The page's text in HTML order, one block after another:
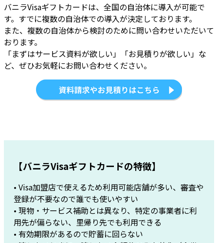
バニラVisaギフトカードは、全国の自治体に導入が可能で
す。すでに複数の自治体での導入が決定しております。
また、複数の自治体から検討のために問い合わせいただいて
おります。
「まずはサービス資料が欲しい」「お見積りが欲しい」な
ど、ぜひお気軽にお問い合わせください。
【バニラVisaギフトカードの特徴】
• Visa加盟店で使えるため利用可能店舗が多い、審査や
登録が不要なので誰でも使いやすい
• 現物・サービス補助とは異なり、特定の事業者に利
用先が偏らない、里帰り先でも利用できる
• 有効期限があるので貯蓄に回らない